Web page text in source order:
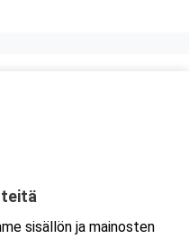
sisällön ja mainosten